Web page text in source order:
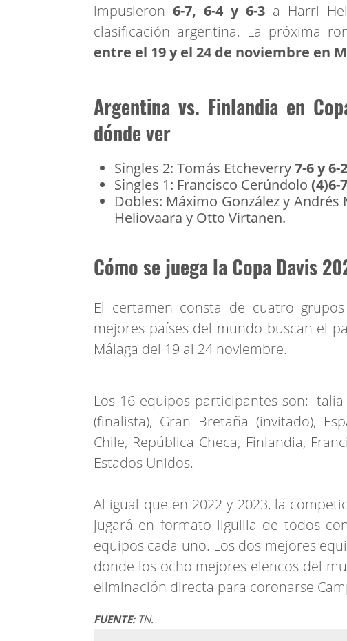
impusieron 6-7, 6-4 y 6-3 a Harri
clasificación argentina. La próxima
entre el 19 y el 24 de noviembre en
Argentina vs. Finlandia en
dónde ver
Singles 2: Tomás Etcheverry7-6 y 6-2
Singles 1: Francisco Cerúndolo (4)6-
Dobles: Máximo González y
Heliovaara y Otto Virtanen.
Cómo se juega la Copa Davis
El certamen consta de cuatro
mejores países del mundo buscan el
Málaga del 19 al 24 noviembre.
Los 16 equipos participantes son:
(finalista), Gran Bretaña (invitado),
Chile, República Checa, Finlandia,
Estados Unidos.
Al igual que en 2022 y 2023, la
jugará en formato liguilla de todos
equipos cada uno. Los dos mejores
donde los ocho mejores elencos del
eliminación directa para coronarse
FUENTE:TN.